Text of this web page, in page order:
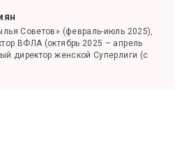
Советов» (февраль-июль 2025),
ВФЛА (октябрь 2025 – апрель
директор женской Суперлиги (с